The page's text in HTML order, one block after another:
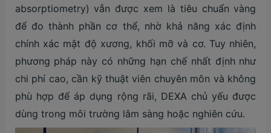
absorptiometry) vẫn được xem là tiêu chuẩn vàng
để đo thành phần cơ thể, nhờ khả năng xác định
chính xác mật độ xương, khối mỡ và cơ. Tuy nhiên,
phương pháp này có những hạn chế nhất định như
chi phí cao, cần kỹ thuật viên chuyên môn và không
phù hợp để áp dụng rộng rãi, DEXA chủ yếu được
dùng trong môi trường lâm sàng hoặc nghiên cứu.